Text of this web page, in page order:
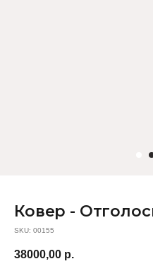
Ковер -
SKU: 00155
38000,00 р.